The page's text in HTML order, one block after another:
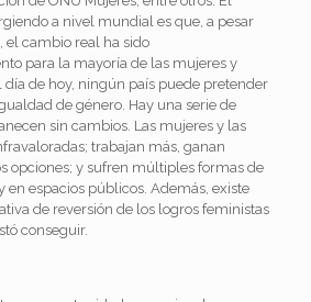
a nivel mundial es que, a pesar
el cambio real ha sido
para la mayoría de las mujeres y
de hoy, ningún país puede pretender
de género. Hay una serie de
sin cambios. Las mujeres y las
trabajan más, ganan
opciones; y sufren múltiples formas de
en espacios públicos. Además, existe
de reversión de los logros feministas
conseguir.